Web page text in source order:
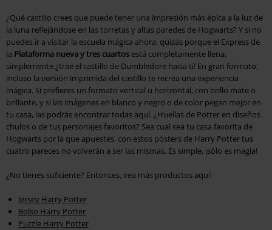
¿Qué castillo crees que puede tener una impresión más épica a la luz de
la luna reflejándose en las torretas y altas paredes de Hogwarts? Y si no
puedes ir a visitar la escuela mágica ahora, quizás porque el Express de
la Plataforma nueva y tres cuartos está completamente llena,
simplemente ¿trae el castillo de Dumbledore hacia ti! En gran formato,
incluso la versión imprimida del castillo te recrea una experiencia
mágica. Si prefieres un formato vertical u horizontal, con brillo mate o
brillante, y si las imágenes en blanco y negro o de color pegan mejor en
tu casa, las podrás encontrar todas aquí. ¿Huellas de Potter en diseños
chulos o de tus personajes favoritos? Sea cual sea tu casa favorita de
Hogwarts por la que apuestes, con estos pósters de Harry Potter tus
cuatro pareces no volverán a ser las mismas. Es simple, ¡sólo es magia!
¿No tienes suficiente? Entonces, vea más productos aquí:
Jersey Harry Potter
Bolso Harry Potter
Puzzle Harry Potter